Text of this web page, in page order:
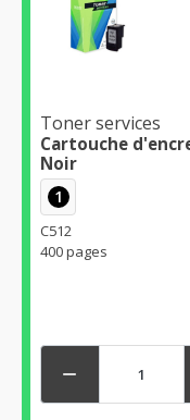
Toner services
Cartouche
Noir
1
C512
400 pages
